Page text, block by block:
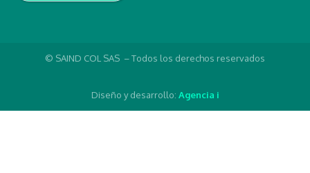
© SAIND COL SAS – Todos los derechos reservados
Diseño y desarrollo: Agencia i